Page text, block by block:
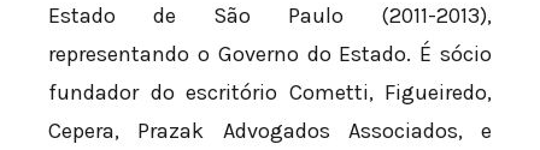
Estado de São Paulo (2011-2013),
representando o Governo do Estado. É sócio
fundador do escritório Cometti, Figueiredo,
Cepera, Prazak Advogados Associados, e